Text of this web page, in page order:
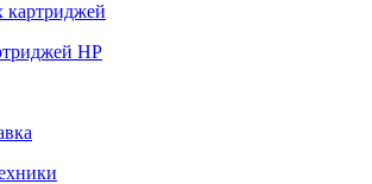
картриджей
HP